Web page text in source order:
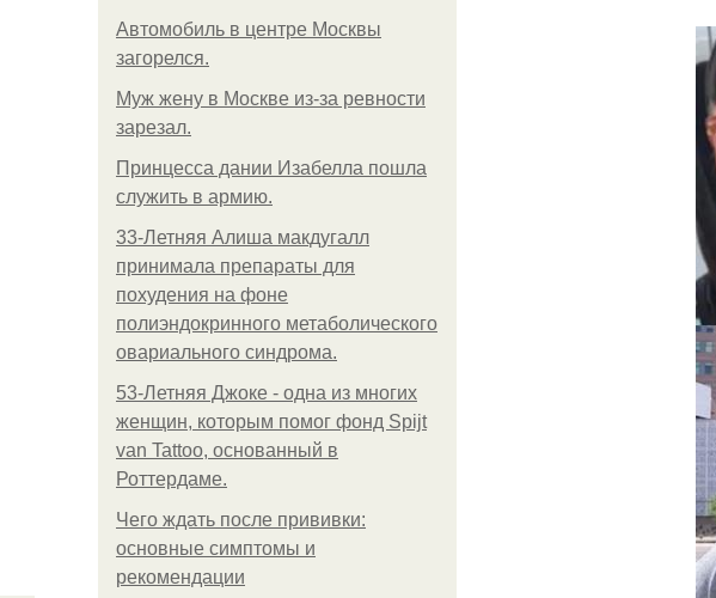
Автомобиль в центре Москвы
загорелся.
Mуж жену в Москве из-за ревности
зарезал.
Принцесса дании Изабелла пошла
служить в армию.
33-Летняя Алиша макдугалл
принимала препараты для
похудения на фоне
полиэндокринного метаболического
овариального синдрома.
53-Летняя Джоке - одна из многих
женщин, которым помог фонд Spijt
van Tattoo, основанный в
Роттердаме.
Чего ждать после прививки:
основные симптомы и
рекомендации